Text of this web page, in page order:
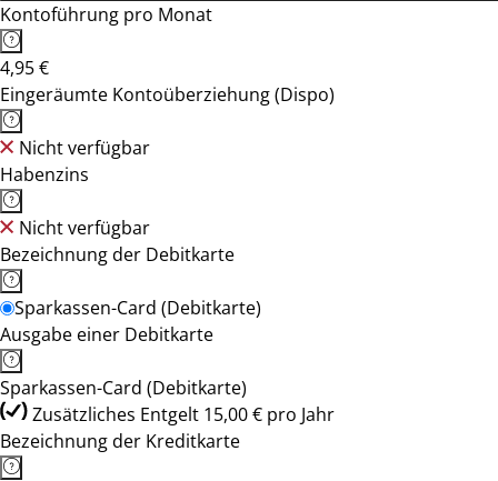
Kontoführung pro Monat
4,95 €
Eingeräumte Kontoüberziehung (Dispo)
Nicht verfügbar
Habenzins
Nicht verfügbar
Bezeichnung der Debitkarte
Sparkassen-Card (Debitkarte)
Ausgabe einer Debitkarte
Sparkassen-Card (Debitkarte)
Zusätzliches Entgelt 15,00 € pro Jahr
Bezeichnung der Kreditkarte